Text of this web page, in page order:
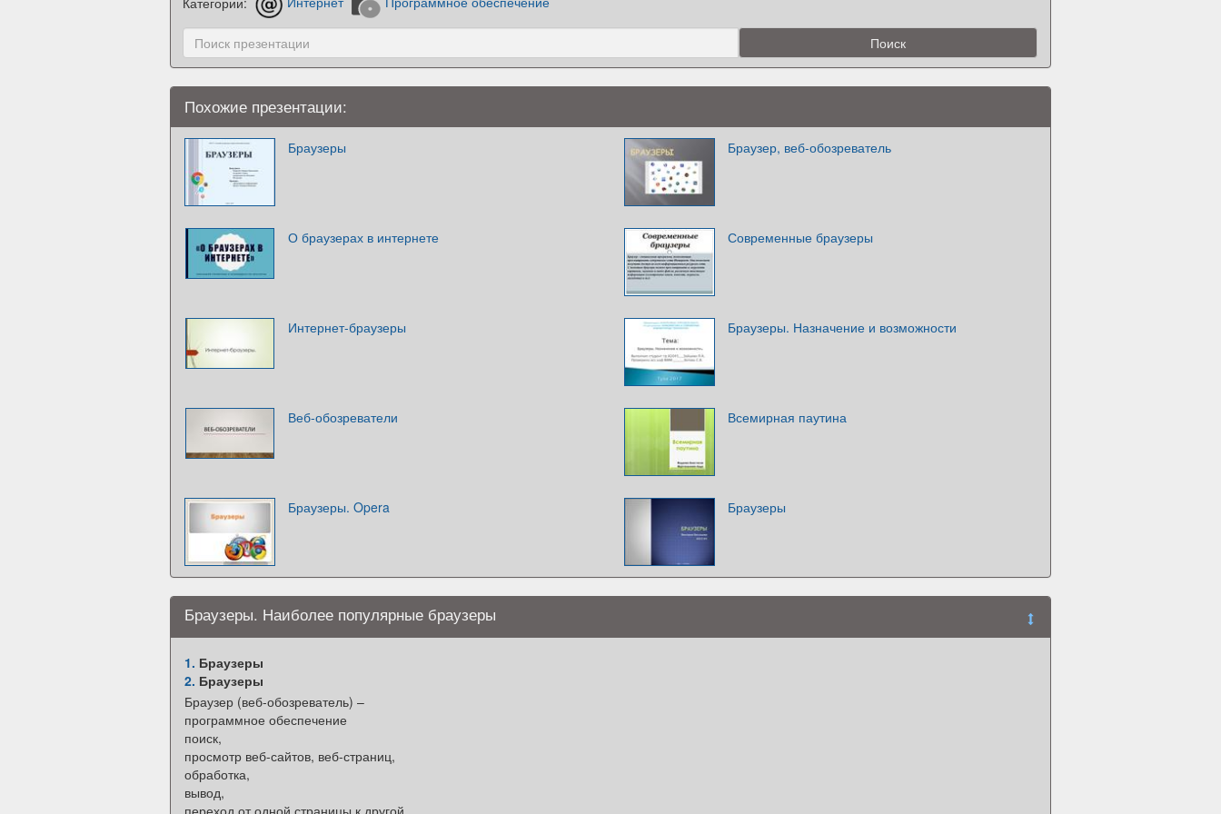
Похожие презентации:
Браузеры Браузер, веб-обозреватель
О браузерах в интернете Современные браузеры
Интернет-браузеры Браузеры. Назначение и возможности
Веб-обозреватели Всемирная паутина
Браузеры. Opera Браузеры
Браузеры. Наиболее популярные браузеры
1. Браузеры
2. Браузеры
Браузер (веб-обозреватель) –
программное обеспечение
поиск,
просмотр веб-сайтов, веб-страниц,
обработка,
вывод,
переход от одной страницы к другой